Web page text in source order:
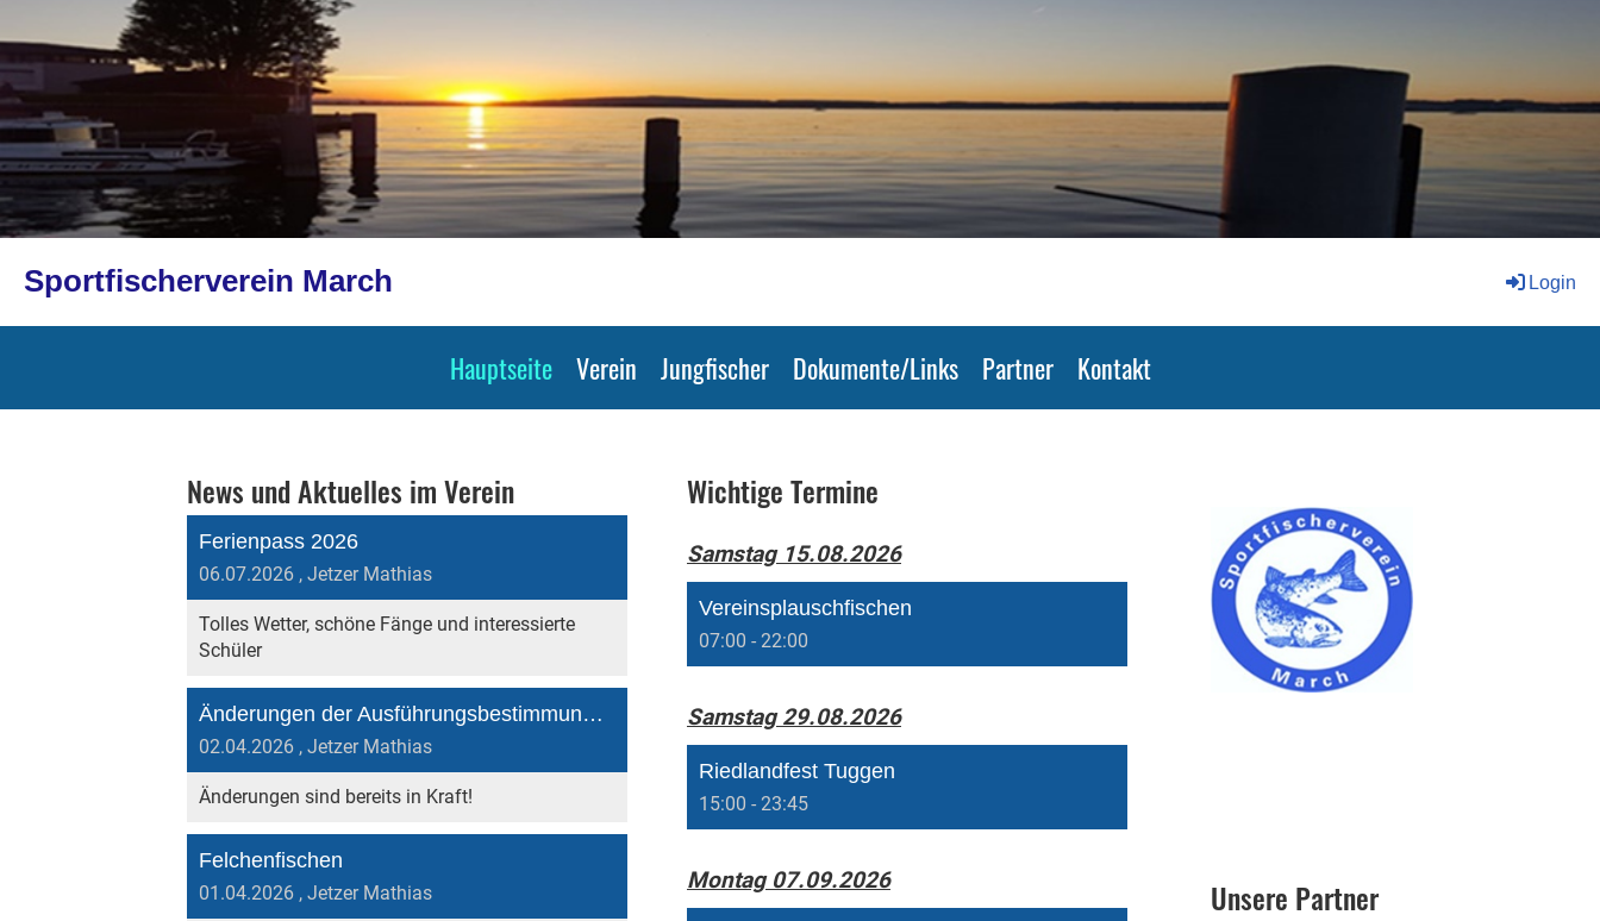
Sportfischerverein March Login
Hauptseite Verein Jungfischer Dokumente/Links Partner Kontakt
News und Aktuelles im Verein
Ferienpass 2026
06.07.2026 , Jetzer Mathias
Tolles Wetter, schöne Fänge und interessierte
Schüler
Änderungen der Ausführungsbestimmungen für den Zürich- und Obersee
02.04.2026 , Jetzer Mathias
Änderungen sind bereits in Kraft!
Felchenfischen
01.04.2026 , Jetzer Mathias
Wichtige Termine
Samstag 15.08.2026
Vereinsplauschfischen
07:00 - 22:00
Samstag 29.08.2026
Riedlandfest Tuggen
15:00 - 23:45
Montag 07.09.2026 Unsere Partner